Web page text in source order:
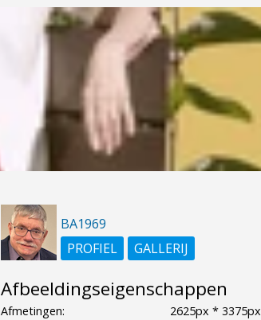
BA1969
PROFIEL
GALLERIJ
Afbeeldingseigenschappen
Afmetingen:
2625px * 3375px